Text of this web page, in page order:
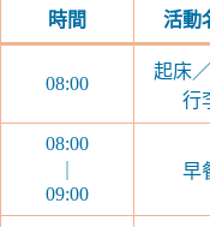
時間 活動
08:00
起床
行
08:00
09:00
早